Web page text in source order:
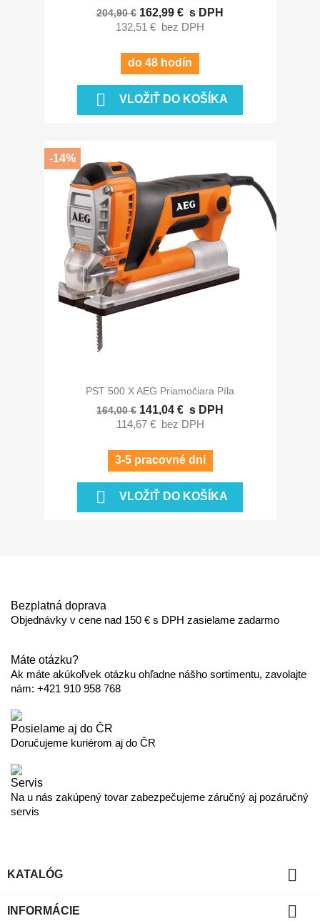
204,90 € 162,99 € s DPH
132,51 € bez DPH
do 48 hodín
 VLOŽIŤ DO KOŠÍKA
PST 500 X AEG Priamočiara Píla
164,00 € 141,04 € s DPH
114,67 € bez DPH
3-5 pracovné dni
 VLOŽIŤ DO KOŠÍKA
-14%
Bezplatná doprava
Objednávky v cene nad 150 € s DPH zasielame zadarmo
Máte otázku?
Ak máte akúkoľvek otázku ohľadne nášho sortimentu, zavolajte
nám: +421 910 958 768
Posielame aj do ČR
Doručujeme kuriérom aj do ČR
Servis
Na u nás zakúpený tovar zabezpečujeme záručný aj pozáručný
servis
KATALÓG 
INFORMÁCIE 